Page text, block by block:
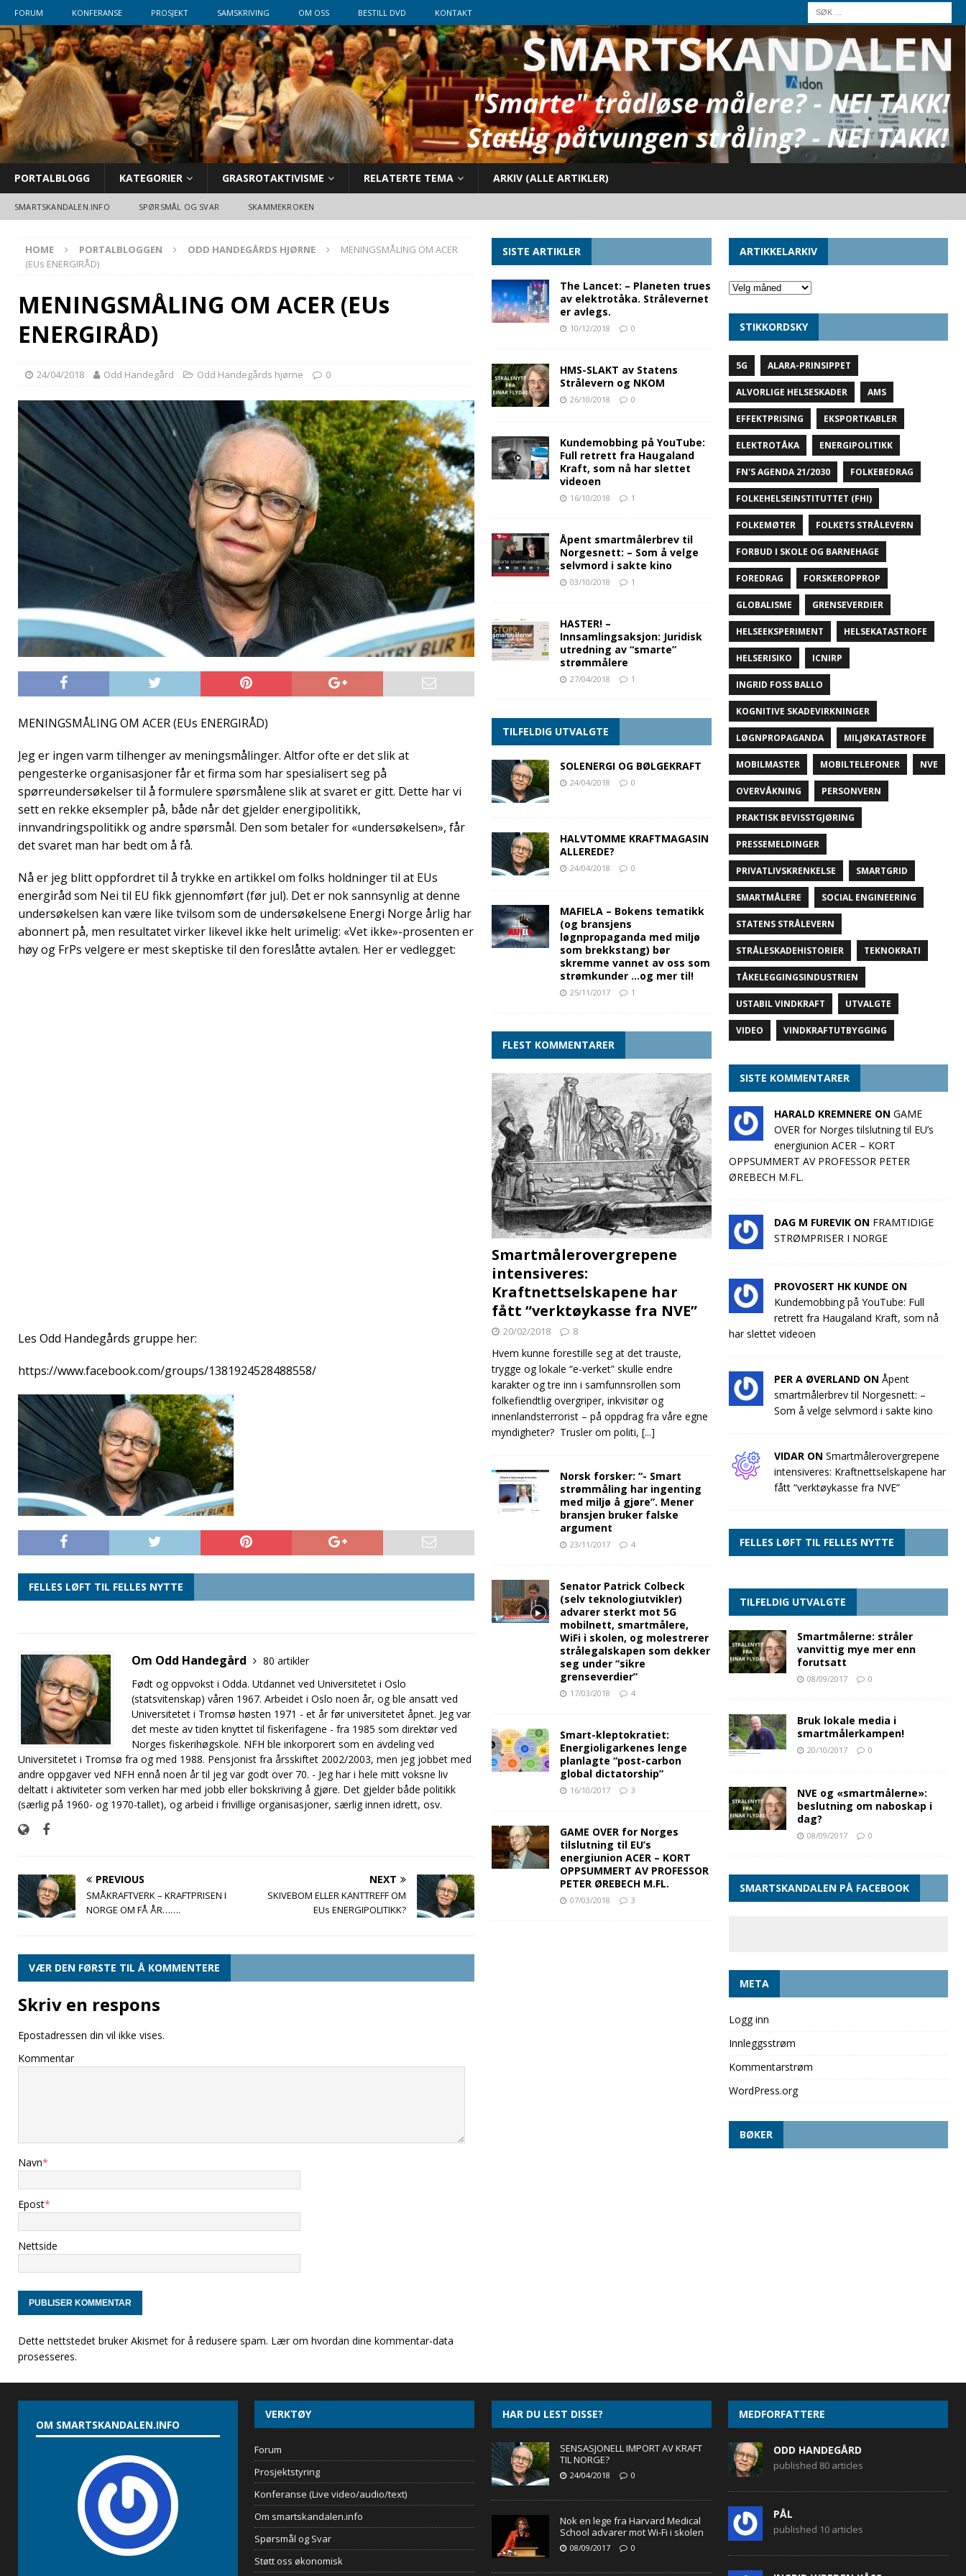
FORUM KONFERANSE PROSJEKT SAMSKRIVING OM OSS BESTILL DVD KONTAKT
PORTALBLOGG KATEGORIER GRASROTAKTIVISME RELATERTE TEMA ARKIV (ALLE ARTIKLER)
SMARTSKANDALEN.INFO SPØRSMÅL OG SVAR SKAMMEKROKEN
HOME PORTALBLOGGEN ODD HANDEGÅRDS HJØRNE
MENINGSMÅLING OM ACER
(EUs ENERGIRÅD)
MENINGSMÅLING OM ACER (EUs
ENERGIRÅD)
24/04/2018 Odd Handegård Odd Handegårds hjørne 0
MENINGSMÅLING OM ACER (EUs ENERGIRÅD)
Jeg er ingen varm tilhenger av meningsmålinger. Altfor ofte er det slik at
pengesterke organisasjoner får et firma som har spesialisert seg på
spørreundersøkelser til å formulere spørsmålene slik at svaret er gitt. Dette har vi
sett en rekke eksempler på, både når det gjelder energipolitikk,
innvandringspolitikk og andre spørsmål. Den som betaler for «undersøkelsen», får
det svaret man har bedt om å få.
Nå er jeg blitt oppfordret til å trykke en artikkel om folks holdninger til at EUs
energiråd som Nei til EU fikk gjennomført (før jul). Det er nok sannsynlig at denne
undersøkelsen kan være like tvilsom som de undersøkelsene Energi Norge årlig har
abonnert på, men resultatet virker likevel ikke helt urimelig: «Vet ikke»-prosenten er
høy og FrPs velgere er mest skeptiske til den foreslåtte avtalen. Her er vedlegget:
Les Odd Handegårds gruppe her:
https://www.facebook.com/groups/1381924528488558/
FELLES LØFT TIL FELLES NYTTE
Om Odd Handegård
80 artikler
Født og oppvokst i Odda. Utdannet ved Universitetet i Oslo
(statsvitenskap) våren 1967. Arbeidet i Oslo noen år, og ble ansatt ved
Universitetet i Tromsø høsten 1971 - et år før universitetet åpnet. Jeg var
det meste av tiden knyttet til fiskerifagene - fra 1985 som direktør ved
Norges fiskerihøgskole. NFH ble inkorporert som en avdeling ved
Universitetet i Tromsø fra og med 1988. Pensjonist fra årsskiftet 2002/2003, men jeg jobbet med
andre oppgaver ved NFH ennå noen år til jeg var godt over 70. - Jeg har i hele mitt voksne liv
deltatt i aktiviteter som verken har med jobb eller bokskriving å gjøre. Det gjelder både politikk
(særlig på 1960- og 1970-tallet), og arbeid i frivillige organisasjoner, særlig innen idrett, osv.
PREVIOUS
SMÅKRAFTVERK – KRAFTPRISEN I
NORGE OM FÅ ÅR…….
NEXT
SKIVEBOM ELLER KANTTREFF OM
EUs ENERGIPOLITIKK?
VÆR DEN FØRSTE TIL Å KOMMENTERE
Skriv en respons
Epostadressen din vil ikke vises.
Kommentar
Navn*
Epost*
Nettside
Dette nettstedet bruker Akismet for å redusere spam. Lær om hvordan dine kommentar-data
prosesseres.
SISTE ARTIKLER
The Lancet: – Planeten trues
av elektrotåka. Strålevernet
er avlegs.
10/12/2018 0
HMS-SLAKT av Statens
Strålevern og NKOM
26/10/2018 0
Kundemobbing på YouTube:
Full retrett fra Haugaland
Kraft, som nå har slettet
videoen
16/10/2018 1
Åpent smartmålerbrev til
Norgesnett: – Som å velge
selvmord i sakte kino
03/10/2018 1
HASTER! –
Innsamlingsaksjon: Juridisk
utredning av “smarte”
strømmålere
27/04/2018 1
TILFELDIG UTVALGTE
SOLENERGI OG BØLGEKRAFT
24/04/2018 0
HALVTOMME KRAFTMAGASIN
ALLEREDE?
24/04/2018 0
MAFIELA – Bokens tematikk
(og bransjens
løgnpropaganda med miljø
som brekkstang) bør
skremme vannet av oss som
strømkunder …og mer til!
25/11/2017 1
FLEST KOMMENTARER
Smartmålerovergrepene
intensiveres:
Kraftnettselskapene har
fått “verktøykasse fra NVE”
20/02/2018 8
Hvem kunne forestille seg at det trauste,
trygge og lokale “e-verket” skulle endre
karakter og tre inn i samfunnsrollen som
folkefiendtlig overgriper, inkvisitør og
innenlandsterrorist – på oppdrag fra våre egne
myndigheter? Trusler om politi,[...]
Norsk forsker: “- Smart
strømmåling har ingenting
med miljø å gjøre”. Mener
bransjen bruker falske
argument
23/11/2017 4
Senator Patrick Colbeck
(selv teknologiutvikler)
advarer sterkt mot 5G
mobilnett, smartmålere,
WiFi i skolen, og molestrerer
strålegalskapen som dekker
seg under “sikre
grenseverdier”
17/03/2018 4
Smart-kleptokratiet:
Energioligarkenes lenge
planlagte “post-carbon
global dictatorship”
16/10/2017 3
GAME OVER for Norges
tilslutning til EU’s
energiunion ACER – KORT
OPPSUMMERT AV PROFESSOR
PETER ØREBECH M.FL.
07/03/2018 3
ARTIKKELARKIV
STIKKORDSKY
5G ALARA-PRINSIPPET
ALVORLIGE HELSESKADER AMS
EFFEKTPRISING EKSPORTKABLER
ELEKTROTÅKA ENERGIPOLITIKK
FN'S AGENDA 21/2030 FOLKEBEDRAG
FOLKEHELSEINSTITUTTET (FHI)
FOLKEMØTER FOLKETS STRÅLEVERN
FORBUD I SKOLE OG BARNEHAGE
FOREDRAG FORSKEROPPROP
GLOBALISME GRENSEVERDIER
HELSEEKSPERIMENT HELSEKATASTROFE
HELSERISIKO ICNIRP
INGRID FOSS BALLO
KOGNITIVE SKADEVIRKNINGER
LØGNPROPAGANDA MILJØKATASTROFE
MOBILMASTER MOBILTELEFONER NVE
OVERVÅKNING PERSONVERN
PRAKTISK BEVISSTGJØRING
PRESSEMELDINGER
PRIVATLIVSKRENKELSE SMARTGRID
SMARTMÅLERE SOCIAL ENGINEERING
STATENS STRÅLEVERN
STRÅLESKADEHISTORIER TEKNOKRATI
TÅKELEGGINGSINDUSTRIEN
USTABIL VINDKRAFT UTVALGTE
VIDEO VINDKRAFTUTBYGGING
SISTE KOMMENTARER
HARALD KREMNERE ON GAME
OVER for Norges tilslutning til EU’s
energiunion ACER – KORT
OPPSUMMERT AV PROFESSOR PETER
ØREBECH M.FL.
DAG M FUREVIK ON FRAMTIDIGE
STRØMPRISER I NORGE
PROVOSERT HK KUNDE ON
Kundemobbing på YouTube: Full
retrett fra Haugaland Kraft, som nå
har slettet videoen
PER A ØVERLAND ON Åpent
smartmålerbrev til Norgesnett: –
Som å velge selvmord i sakte kino
VIDAR ON Smartmålerovergrepene
intensiveres: Kraftnettselskapene har
fått “verktøykasse fra NVE”
FELLES LØFT TIL FELLES NYTTE
TILFELDIG UTVALGTE
Smartmålerne: stråler
vanvittig mye mer enn
forutsatt
08/09/2017 0
Bruk lokale media i
smartmålerkampen!
20/10/2017 0
NVE og «smartmålerne»:
beslutning om naboskap i
dag?
08/09/2017 0
SMARTSKANDALEN PÅ FACEBOOK
META
Logg inn
Innleggsstrøm
Kommentarstrøm
WordPress.org
BØKER
OM SMARTSKANDALEN.INFO
VERKTØY
Forum
Prosjektstyring
Konferanse (Live video/audio/text)
Om smartskandalen.info
Spørsmål og Svar
Støtt oss økonomisk
HAR DU LEST DISSE?
SENSASJONELL IMPORT AV KRAFT
TIL NORGE?
24/04/2018 0
Nok en lege fra Harvard Medical
School advarer mot Wi-Fi i skolen
08/09/2017 0
MEDFORFATTERE
ODD HANDEGÅRD
published 80 articles
PÅL
published 10 articles